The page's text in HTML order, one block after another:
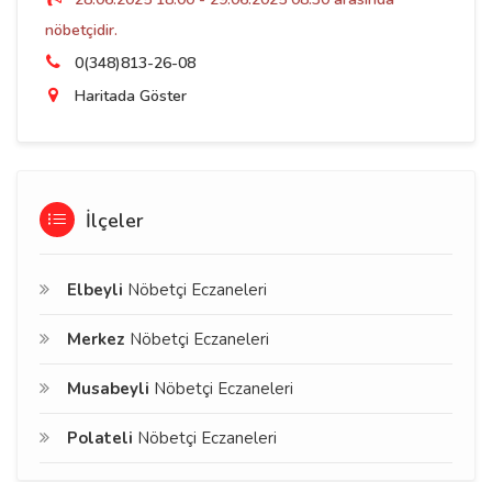
nöbetçidir.
0(348)813-26-08
Haritada Göster
İlçeler
Elbeyli Nöbetçi Eczaneleri
Merkez Nöbetçi Eczaneleri
Musabeyli Nöbetçi Eczaneleri
Polateli Nöbetçi Eczaneleri